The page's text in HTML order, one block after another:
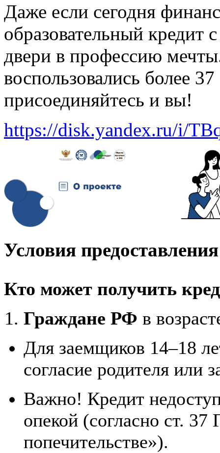
Даже если сегодня
образовательный кредит
двери в профессию
воспользовались более
присоединяйтесь и вы!
https://disk.yandex.ru/i/
Условия предоставления
Кто может получить
Граждане РФ в
Для заемщиков 14–18
согласие родителя или
Важно! Кредит
опекой (согласно ст.
попечительстве»).